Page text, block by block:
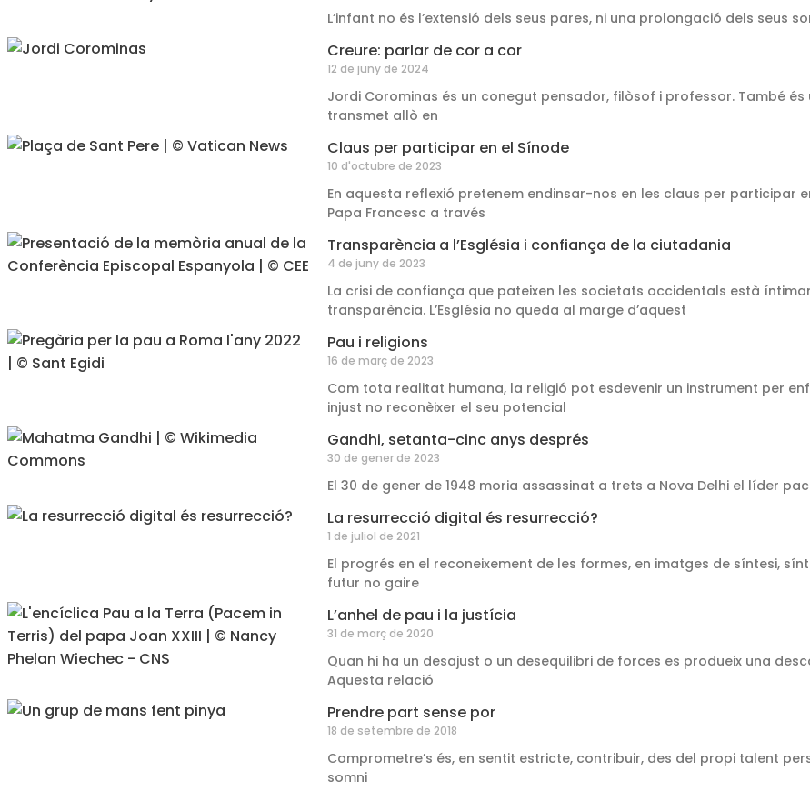
L’infant no és l’extensió dels seus pares, ni una prolongació dels seus
Creure: parlar de cor a cor
12 de juny de 2024
Jordi Corominas és un conegut pensador, filòsof i professor. També
transmet allò en
Claus per participar en el Sínode
10 d'octubre de 2023
En aquesta reflexió pretenem endinsar-nos en les claus per participar
Papa Francesc a través
Transparència a l’Església i confiança de la ciutadania
4 de juny de 2023
La crisi de confiança que pateixen les societats occidentals està
transparència. L’Església no queda al marge d’aquest
Pau i religions
16 de març de 2023
Com tota realitat humana, la religió pot esdevenir un instrument per
injust no reconèixer el seu potencial
Gandhi, setanta-cinc anys després
30 de gener de 2023
El 30 de gener de 1948 moria assassinat a trets a Nova Delhi el líder
La resurrecció digital és resurrecció?
1 de juliol de 2021
El progrés en el reconeixement de les formes, en imatges de síntesi,
futur no gaire
L’anhel de pau i la justícia
31 de març de 2020
Quan hi ha un desajust o un desequilibri de forces es produeix una
Aquesta relació
Prendre part sense por
18 de setembre de 2018
Comprometre’s és, en sentit estricte, contribuir, des del propi talent
somni